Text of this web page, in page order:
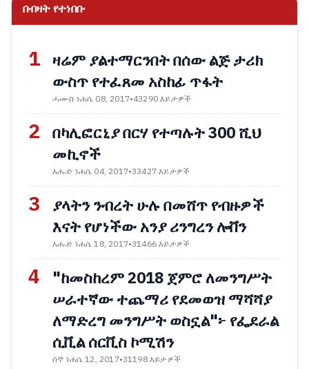
በብዛት የተነበቡ
1 ዛሬም ያልተማርንበት በሰው ልጅ ታሪክ
ውስጥ የተፈጸመ አስከፊ ጥፋት
ሓሙስ ነሐሴ 08, 2017•43290 እይታዎች
2 በካሊፎርኒያ በርሃ የተጣሉት 300 ሺህ
መኪኖች
እሑድ ነሐሴ 04, 2017•33427 እይታዎች
3
ያላትን ንብረት ሁሉ በመሸጥ የብዙዎች
እናት የሆነችው አንያ ሪንግረን ሎቨን
እሑድ ነሐሴ 18, 2017•31466 እይታዎች
4
"ከመስከረም 2018 ጀምሮ ለመንግሥት
ሠራተኛው ተጨማሪ የደመወዝ ማሻሻያ
ለማድረግ መንግሥት ወስኗል"፦ የፌደራል
ሲቪል ሰርቪስ ኮሚሽን
ሰኞ ነሐሴ 12, 2017•31198 እይታዎች